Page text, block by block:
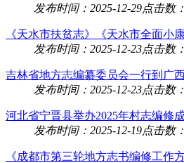
发布时间：2025-12-29点击数
《天水市扶贫志》《天水市全面小
发布时间：2025-12-23点击数
吉林省地方志编纂委员会一行到广
发布时间：2025-12-23点击数
河北省宁晋县举办2025年村志编修
发布时间：2025-12-19点击数
《成都市第三轮地方志书编修工作